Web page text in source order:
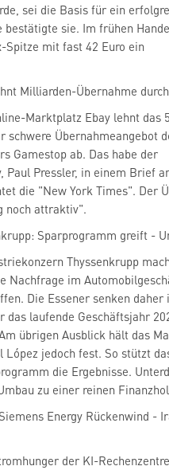
sei die Basis für ein
bestätigte sie. Im frühen
-Spitze mit fast 42 Euro ein
Milliarden-Übernahme
Marktplatz Ebay lehnt das
schwere Übernahmeangebot
Gamestop ab. Das habe der
Paul Pressler, in einem Brief
die "New York Times". Der
noch attraktiv".
Sparprogramm greift -
Thyssenkrupp
Nachfrage im
Die Essener senken daher
das laufende Geschäftsjahr
übrigen Ausblick hält das
López jedoch fest. So stützt
die Ergebnisse.
zu einer reinen
Energy Rückenwind -
der KI-